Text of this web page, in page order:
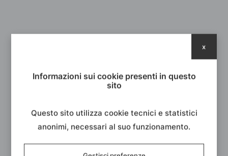
Informazioni sui cookie presenti in questo
sito
Questo sito utilizza cookie tecnici e statistici
anonimi, necessari al suo funzionamento.
x